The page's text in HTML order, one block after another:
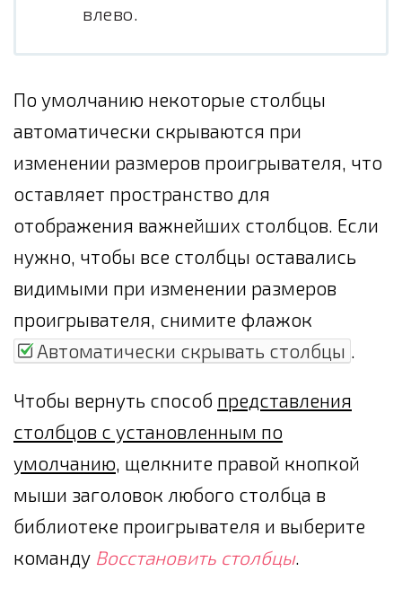
влево.
По умолчанию некоторые столбцы
автоматически скрываются при
изменении размеров проигрывателя, что
оставляет пространство для
отображения важнейших столбцов. Если
нужно, чтобы все столбцы оставались
видимыми при изменении размеров
проигрывателя, снимите флажок
Автоматически скрывать столбцы .
Чтобы вернуть способ представления
столбцов с установленным по
умолчанию, щелкните правой кнопкой
мыши заголовок любого столбца в
библиотеке проигрывателя и выберите
команду Восстановить столбцы.